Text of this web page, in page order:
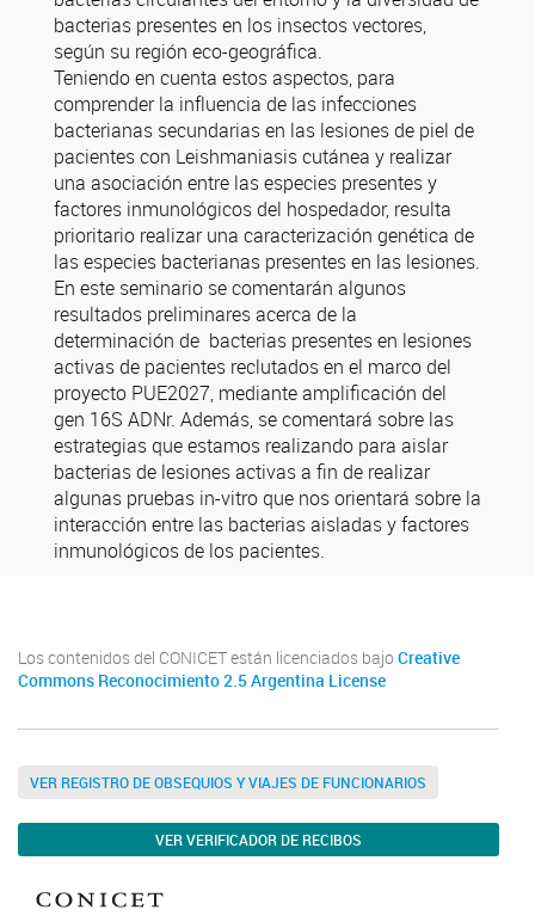
bacterias presentes en los insectos vectores,
según su región eco-geográfica.
Teniendo en cuenta estos aspectos, para
comprender la influencia de las infecciones
bacterianas secundarias en las lesiones de piel de
pacientes con Leishmaniasis cutánea y realizar
una asociación entre las especies presentes y
factores inmunológicos del hospedador, resulta
prioritario realizar una caracterización genética de
las especies bacterianas presentes en las lesiones.
En este seminario se comentarán algunos
resultados preliminares acerca de la
determinación de bacterias presentes en lesiones
activas de pacientes reclutados en el marco del
proyecto PUE2027, mediante amplificación del
gen 16S ADNr. Además, se comentará sobre las
estrategias que estamos realizando para aislar
bacterias de lesiones activas a fin de realizar
algunas pruebas in-vitro que nos orientará sobre la
interacción entre las bacterias aisladas y factores
inmunológicos de los pacientes.
Los contenidos del CONICET están licenciados bajo Creative
Commons Reconocimiento 2.5 Argentina License
VER REGISTRO DE OBSEQUIOS Y VIAJES DE FUNCIONARIOS
VER VERIFICADOR DE RECIBOS